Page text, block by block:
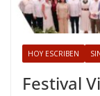
HOY ESCRIBEN
Festival